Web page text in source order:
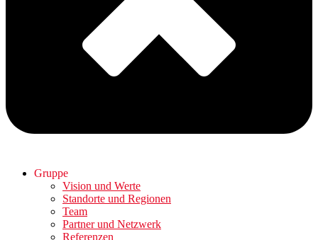
Gruppe
Vision und Werte
Standorte und Regionen
Team
Partner und Netzwerk
Referenzen